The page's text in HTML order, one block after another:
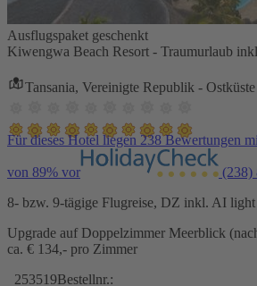
Ausflugspaket geschenkt
Kiwengwa Beach Resort - Traumurlaub
Tansania, Vereinigte Republik -
Für dieses Hotel liegen 238 Bewertungen
von 89% vor (238)
8- bzw. 9-tägige Flugreise, DZ inkl. AI light
Upgrade auf Doppelzimmer Meerblick
ca. € 134,- pro Zimmer
253519Bestellnr.: